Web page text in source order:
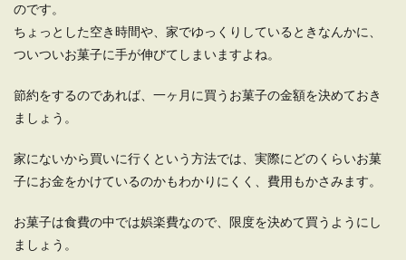
のです。
ちょっとした空き時間や、家でゆっくりしているときなんかに、
ついついお菓子に手が伸びてしまいますよね。
節約をするのであれば、一ヶ月に買うお菓子の金額を決めておき
ましょう。
家にないから買いに行くという方法では、実際にどのくらいお菓
子にお金をかけているのかもわかりにくく、費用もかさみます。
お菓子は食費の中では娯楽費なので、限度を決めて買うようにし
ましょう。